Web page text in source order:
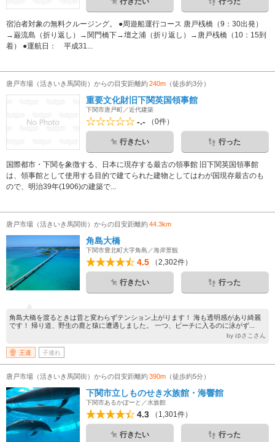
宿泊者対象の無料クルージング。 ●周遊船運行コース 唐戸桟橋（9：30出発）
→巌流島（折り返し）→関門橋下→壇之浦（折り返し）→唐戸桟橋（10：15到
着） ●運航日： 平成31...
唐戸市場（活きいき馬関街）からの目安距離約240m （徒歩約3分）
重要文化財旧下関英国領事館
下関市唐戸町／近代建築
-.- （0件）
行きたい 行った
国際都市・下関を象徴する、日本に現存する最古の領事館 旧下関英国領事館
は、領事館として使用する目的で建てられた建物としてはわが国現存最古のも
ので、明治39年(1906)の建築で...
唐戸市場（活きいき馬関街）からの目安距離約44.3km
角島大橋
下関市豊北町大字角島／海岸景観
4.5 （2,302件）
行きたい 行った
角島大橋を渡るときは昔と変わらずテンション上がります！ 海も透明感があり綺麗
です！ 帰り道、野生の鹿と猿に遭遇しました。 一つ、ビーチに入るのに泳がず...
by ゆさこさん
王道 子連れ
唐戸市場（活きいき馬関街）からの目安距離約390m （徒歩約5分）
下関市立しものせき水族館・海響館
下関市あるかぽーと／水族館
4.3 （1,301件）
行きたい 行った